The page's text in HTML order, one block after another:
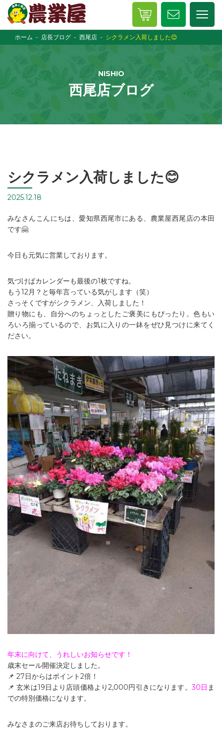
ホーム 店長ブログ 西尾店 シクラメン入荷しました😊
NISHIO
西尾店ブログ
シクラメン入荷しました😊
2025.12.18
みなさんこんにちは、愛知県西尾市にある、農業屋西尾店の本田
です🤗
今日も元気に営業しております。
気づけばカレンダーも最後の1枚ですね。
もう12月？と毎年言っている気がします（笑）
さっそくですがシクラメン、入荷しました！
贈り物にも、自分へのちょっとしたご褒美にもぴったり。色もい
ろいろ揃っているので、お気に入りの一鉢をぜひ見つけに来てく
ださい。
年末に向けて、うれしいお知らせです！
歳末セール開催決定しました。
📌 27日からはポイント2倍！
📌 玄米は19日より店頭価格より2,000円引きになります。30日 ま
での特別価格になります。
みなさまのご来店お待ちしております。